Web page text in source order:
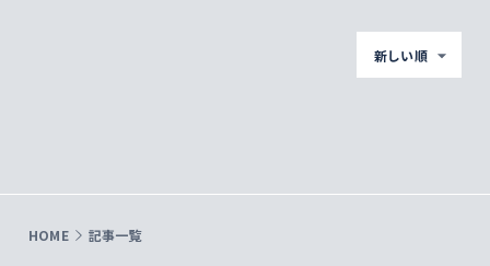
新しい順
HOME 記事一覧